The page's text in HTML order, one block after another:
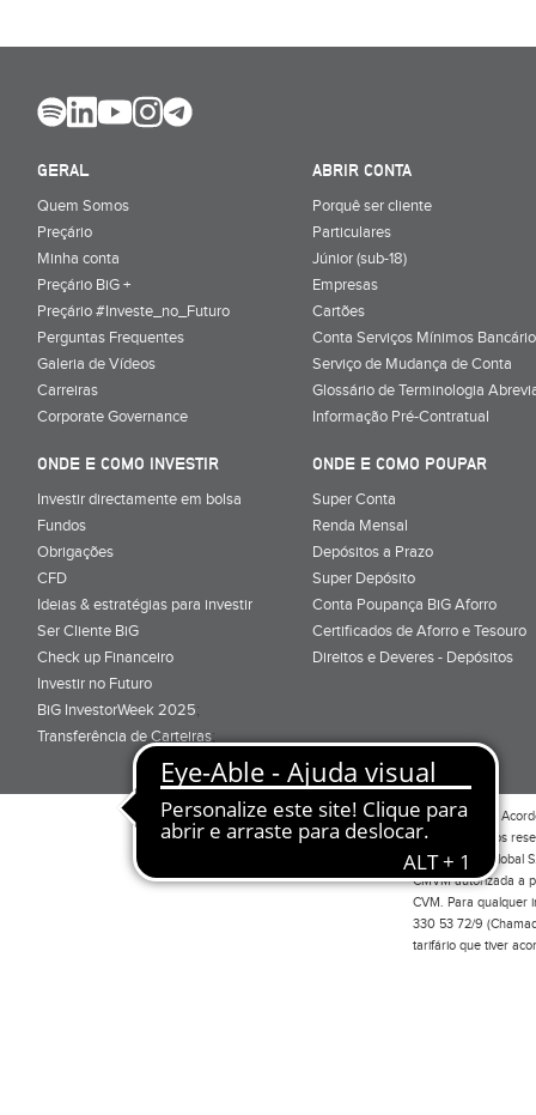
GERAL
Quem Somos
Preçário
Minha conta
Preçário BiG +
Preçário #Investe_no_Futuro
Perguntas Frequentes
Galeria de Vídeos
Carreiras
Corporate Governance
ABRIR CONTA
Porquê ser cliente
Particulares
Júnior (sub-18)
Empresas
Cartões
Conta Serviços Mínimos
Serviço de Mudança de Conta
Glossário de Terminologia
Informação Pré-Contratual
ONDE E COMO INVESTIR
Investir directamente em bolsa
Fundos
Obrigações
CFD
Ideias & estratégias para investir
Ser Cliente BiG
Check up Financeiro
Investir no Futuro
BiG InvestorWeek 2025;
Transferência de Carteiras;
ONDE E COMO POUPAR
Super Conta
Renda Mensal
Depósitos a Prazo
Super Depósito
Conta Poupança BiG Aforro
Certificados de Aforro e Tesouro
Direitos e Deveres - Depósitos
Por favor leia o
Todos os direitos
Investimento Global
CMVM autorizada a
CVM. Para qualquer
330 53 72/9
tarifário que tiver